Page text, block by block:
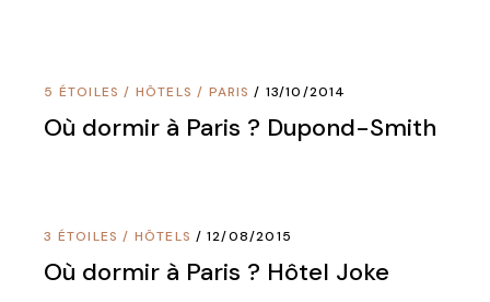
5 ÉTOILES / HÔTELS / PARIS 13/10/2014
Où dormir à Paris ? Dupond-Smith
3 ÉTOILES / HÔTELS 12/08/2015
Où dormir à Paris ? Hôtel Joke